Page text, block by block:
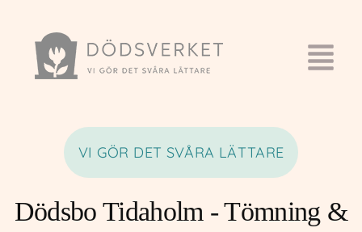
VI GÖR DET SVÅRA LÄTTARE
Dödsbo Tidaholm - Tömning &